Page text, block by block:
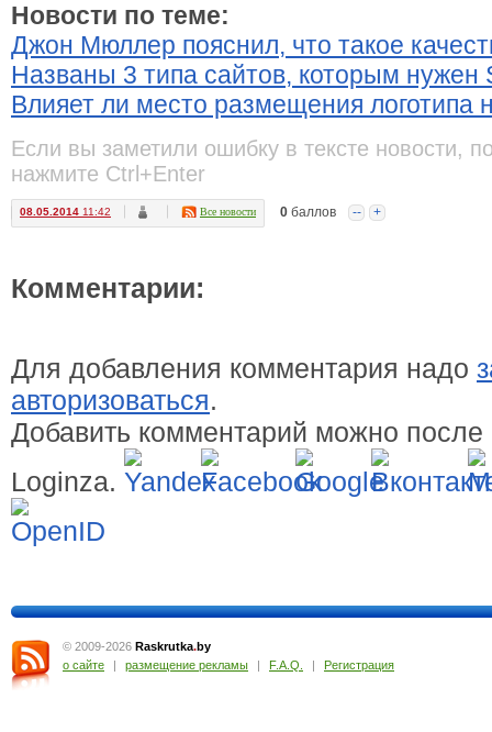
Новости по теме:
Джон Мюллер пояснил, что такое
Названы 3 типа сайтов, которым нужен
Влияет ли место размещения логотипа
Если вы заметили ошибку в тексте новости,
нажмите Ctrl+Enter
08.05.2014 11:42 Все новости 0 баллов -- +
Комментарии:
Для добавления комментария надо
авторизоваться.
Добавить комментарий можно после
Loginza.
© 2009-2026 Raskrutka.by
о сайте
| размещение рекламы | F.A.Q. | Регистрация